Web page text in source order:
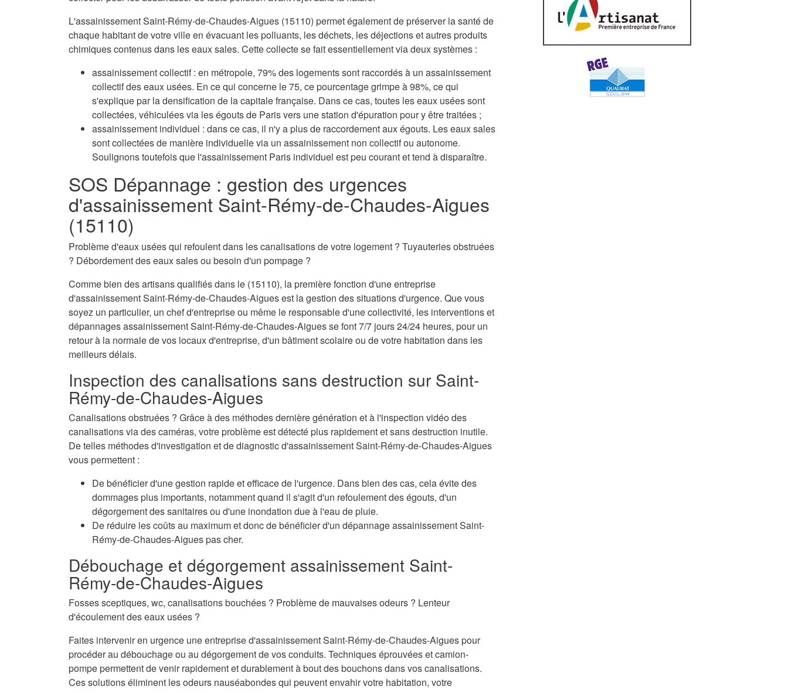
L'assainissement Saint-Rémy-de-Chaudes-Aigues (15110) permet également de préserver la santé de
chaque habitant de votre ville en évacuant les polluants, les déchets, les déjections et autres produits
chimiques contenus dans les eaux sales. Cette collecte se fait essentiellement via deux systèmes :
assainissement collectif : en métropole, 79% des logements sont raccordés à un assainissement
collectif des eaux usées. En ce qui concerne le 75, ce pourcentage grimpe à 98%, ce qui
s'explique par la densification de la capitale française. Dans ce cas, toutes les eaux usées sont
collectées, véhiculées via les égouts de Paris vers une station d'épuration pour y être traitées ;
assainissement individuel : dans ce cas, il n'y a plus de raccordement aux égouts. Les eaux sales
sont collectées de manière individuelle via un assainissement non collectif ou autonome.
Soulignons toutefois que l'assainissement Paris individuel est peu courant et tend à disparaître.
SOS Dépannage : gestion des urgences
d'assainissement Saint-Rémy-de-Chaudes-Aigues
(15110)
Problème d'eaux usées qui refoulent dans les canalisations de votre logement ? Tuyauteries obstruées
? Débordement des eaux sales ou besoin d'un pompage ?
Comme bien des artisans qualifiés dans le (15110), la première fonction d'une entreprise
d'assainissement Saint-Rémy-de-Chaudes-Aigues est la gestion des situations d'urgence. Que vous
soyez un particulier, un chef d'entreprise ou même le responsable d'une collectivité, les interventions et
dépannages assainissement Saint-Rémy-de-Chaudes-Aigues se font 7/7 jours 24/24 heures, pour un
retour à la normale de vos locaux d'entreprise, d'un bâtiment scolaire ou de votre habitation dans les
meilleurs délais.
Inspection des canalisations sans destruction sur Saint-
Rémy-de-Chaudes-Aigues
Canalisations obstruées ? Grâce à des méthodes dernière génération et à l'inspection vidéo des
canalisations via des caméras, votre problème est détecté plus rapidement et sans destruction inutile.
De telles méthodes d'investigation et de diagnostic d'assainissement Saint-Rémy-de-Chaudes-Aigues
vous permettent :
De bénéficier d'une gestion rapide et efficace de l'urgence. Dans bien des cas, cela évite des
dommages plus importants, notamment quand il s'agit d'un refoulement des égouts, d'un
dégorgement des sanitaires ou d'une inondation due à l'eau de pluie.
De réduire les coûts au maximum et donc de bénéficier d'un dépannage assainissement Saint-
Rémy-de-Chaudes-Aigues pas cher.
Débouchage et dégorgement assainissement Saint-
Rémy-de-Chaudes-Aigues
Fosses sceptiques, wc, canalisations bouchées ? Problème de mauvaises odeurs ? Lenteur
d'écoulement des eaux usées ?
Faites intervenir en urgence une entreprise d'assainissement Saint-Rémy-de-Chaudes-Aigues pour
procéder au débouchage ou au dégorgement de vos conduits. Techniques éprouvées et camion-
pompe permettent de venir rapidement et durablement à bout des bouchons dans vos canalisations.
Ces solutions éliminent les odeurs nauséabondes qui peuvent envahir votre habitation, votre